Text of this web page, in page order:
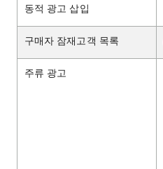
동적 광고 삽입
구매자 잠재고객 목록
주류 광고